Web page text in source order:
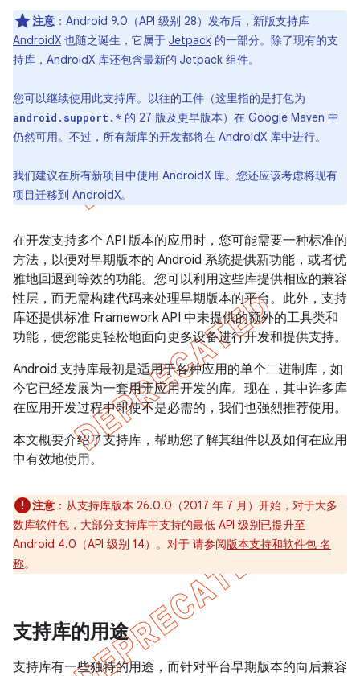
注意 ：Android 9.0（API 级别 28）发布后，新版支持库
AndroidX 也随之诞生，它属于 Jetpack 的一部分。除了现有的支
持库，AndroidX 库还包含最新的 Jetpack 组件。
您可以继续使用此支持库。以往的工件（这里指的是打包为
android.support.* 的 27 版及更早版本）在 Google Maven 中
仍然可用。不过，所有新库的开发都将在 AndroidX 库中进行。
我们建议在所有新项目中使用 AndroidX 库。您还应该考虑将现有
项目迁移到 AndroidX。
在开发支持多个 API 版本的应用时，您可能需要一种标准的
方法，以便对早期版本的 Android 系统提供新功能，或者优
雅地回退到等效的功能。您可以利用这些库提供相应的兼容
性层，而无需构建代码来处理早期版本的平台。此外，支持
库还提供标准 Framework API 中未提供的额外的工具类和
功能，使您能更轻松地面向更多设备进行开发和提供支持。
Android 支持库最初是适用于各种应用的单个二进制库，如
今它已经发展为一套用于应用开发的库。现在，其中许多库
在应用开发过程中即使不是必需的，我们也强烈推荐使用。
本文概要介绍了支持库，帮助您了解其组件以及如何在应用
中有效地使用。
注意 ：从支持库版本 26.0.0（2017 年 7 月）开始，对于大多
数库软件包，大部分支持库中支持的最低 API 级别已提升至
Android 4.0（API 级别 14）。对于 请参阅版本支持和软件包 名
称。
支持库的用途
支持库有一些独特的用途，而针对平台早期版本的向后兼容